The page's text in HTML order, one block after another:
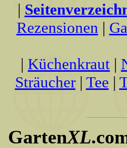
|
Rezensionen |
| Küchenkraut |
Sträucher| Tee |
GartenXL